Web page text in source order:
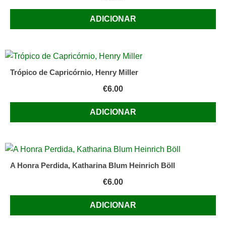
ADICIONAR
Trópico de Capricórnio, Henry Miller
€6.00
ADICIONAR
A Honra Perdida, Katharina Blum Heinrich Böll
€6.00
ADICIONAR